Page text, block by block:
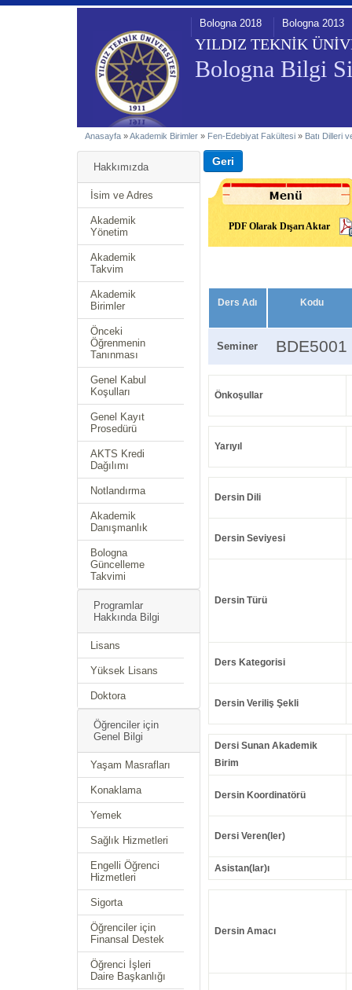
YILDIZ TEKNİK
Bologna Bilgi
Bologna 2018 Bologna 2013
Anasayfa »Akademik Birimler » Fen-Edebiyat Fakültesi » Batı Dilleri
Hakkımızda
İsim ve Adres
Akademik
Yönetim
Akademik
Takvim
Akademik
Birimler
Önceki
Öğrenmenin
Tanınması
Genel Kabul
Koşulları
Genel Kayıt
Prosedürü
AKTS Kredi
Dağılımı
Notlandırma
Akademik
Danışmanlık
Bologna
Güncelleme
Takvimi
Programlar
Hakkında Bilgi
Lisans
Yüksek Lisans
Doktora
Öğrenciler için
Genel Bilgi
Yaşam Masrafları
Konaklama
Yemek
Sağlık Hizmetleri
Engelli Öğrenci
Hizmetleri
Sigorta
Öğrenciler için
Finansal Destek
Öğrenci İşleri
Daire Başkanlığı
PDF Olarak Dışarı Aktar
Ders Adı Kodu
Seminer BDE5001
Önkoşullar
Yarıyıl
Dersin Dili
Dersin Seviyesi
Dersin Türü
Ders Kategorisi
Dersin Veriliş Şekli
Dersi Sunan Akademik
Birim
Dersin Koordinatörü
Dersi Veren(ler)
Asistan(lar)ı
Dersin Amacı